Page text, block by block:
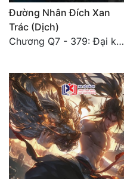
Đường Nhân Đích Xan
Trác (Dịch)
Chương Q7 - 379: Đại kết cục: Về nhà là phải vui vẻ. (2)